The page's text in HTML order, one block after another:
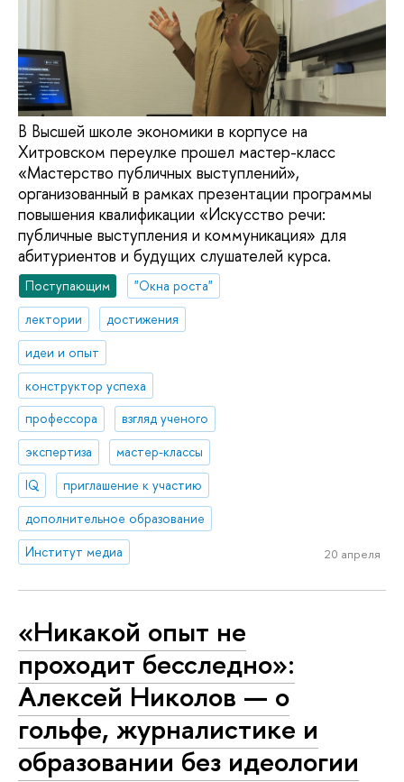
В Высшей школе экономики в корпусе на
Хитровском переулке прошел мастер-класс
«Мастерство публичных выступлений»,
организованный в рамках презентации программы
повышения квалификации «Искусство речи:
публичные выступления и коммуникация» для
абитуриентов и будущих слушателей курса.
Поступающим
"Окна роста"
лектории
достижения
идеи и опыт
конструктор успеха
профессора
взгляд ученого
экспертиза
мастер-классы
IQ
приглашение к участию
дополнительное образование
Институт медиа
20 апреля
«Никакой опыт не
проходит бесследно»:
Алексей Николов — о
гольфе, журналистике и
образовании без идеологии